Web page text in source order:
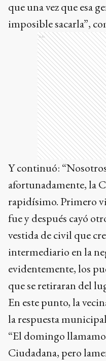
que una vez que esa
imposible sacarla”,
Ads
Y continuó:
afortunadamente, la
rapidísimo. Primero
fue y después cayó
vestida de civil que
intermediario en la
evidentemente, los
que se retiraran del
En este punto, la
la respuesta
“El domingo
Ciudadana, pero